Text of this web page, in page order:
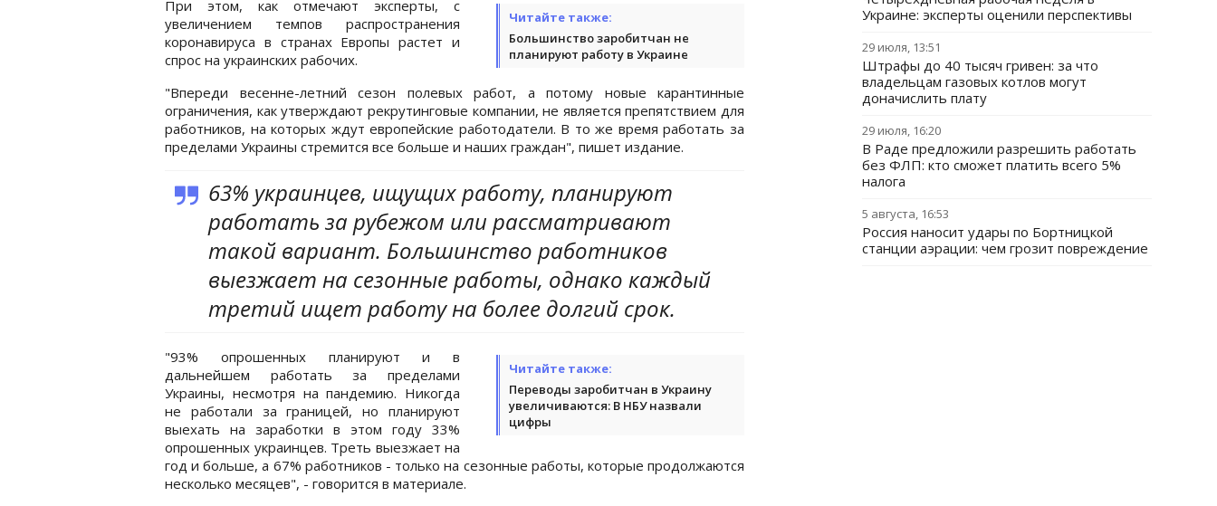
Читайте также:
Большинство заробитчан не
планируют работу в Украине
При этом, как отмечают эксперты, с
увеличением темпов распространения
коронавируса в странах Европы растет и
спрос на украинских рабочих.
"Впереди весенне-летний сезон полевых работ, а потому новые карантинные
ограничения, как утверждают рекрутинговые компании, не является препятствием для
работников, на которых ждут европейские работодатели. В то же время работать за
пределами Украины стремится все больше и наших граждан", пишет издание.
63% украинцев, ищущих работу, планируют
работать за рубежом или рассматривают
такой вариант. Большинство работников
выезжает на сезонные работы, однако каждый
третий ищет работу на более долгий срок.
Читайте также:
Переводы заробитчан в Украину
увеличиваются: В НБУ назвали
цифры
"93% опрошенных планируют и в
дальнейшем работать за пределами
Украины, несмотря на пандемию. Никогда
не работали за границей, но планируют
выехать на заработки в этом году 33%
опрошенных украинцев. Треть выезжает на
год и больше, а 67% работников - только на сезонные работы, которые продолжаются
несколько месяцев", - говорится в материале.
Украине: эксперты оценили перспективы
29 июля, 13:51
Штрафы до 40 тысяч гривен: за что
владельцам газовых котлов могут
доначислить плату
29 июля, 16:20
В Раде предложили разрешить работать
без ФЛП: кто сможет платить всего 5%
налога
5 августа, 16:53
Россия наносит удары по Бортницкой
станции аэрации: чем грозит повреждение